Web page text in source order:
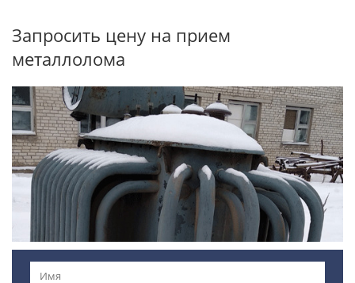
Запросить цену на прием
металлолома